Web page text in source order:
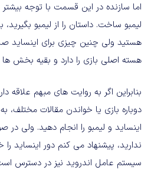
اما سازنده در این قسمت با توجه بیشتر
لیمبو ساخت. داستان را از لیمبو
هستید ولی چنین چیزی برای اینساید
هسته اصلی بازی را دارد و بقیه بخش
بنابراین اگر به روایت های مبهم علاقه
دوباره بازی یا خواندن مقالات مختلف،
اینساید و لیمبو را انجام دهید. ولی در
ندارید، پیشنهاد می کنم دور اینساید
سیستم عامل اندروید نیز در دسترس